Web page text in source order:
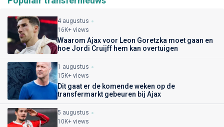
4 augustus
16K+ views
Waarom Ajax voor Leon Goretzka moet gaan en
hoe Jordi Cruijff hem kan overtuigen
1 augustus
15K+ views
Dit gaat er de komende weken op de
transfermarkt gebeuren bij Ajax
5 augustus
10K+ views